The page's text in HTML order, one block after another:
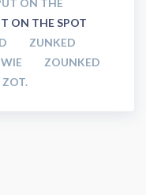
ON THE
ON THE SPOT
ZUNKED
ZOUNKED
ZOT.